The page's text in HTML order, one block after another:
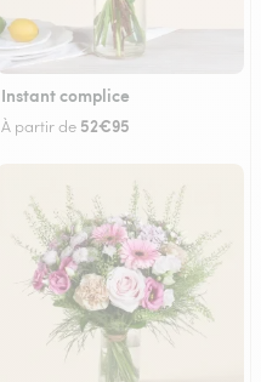
Instant complice
À partir de 52€95